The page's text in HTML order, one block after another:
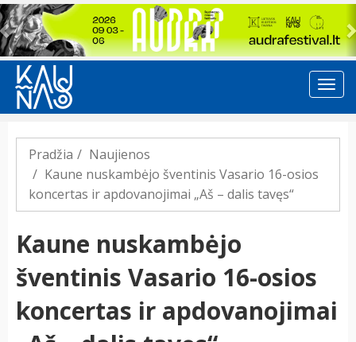
Previous
Pradžia
Naujienos
Kaune nuskambėjo šventinis Vasario 16-osios
koncertas ir apdovanojimai „Aš – dalis tavęs“
Kaune nuskambėjo
šventinis Vasario 16-osios
koncertas ir apdovanojimai